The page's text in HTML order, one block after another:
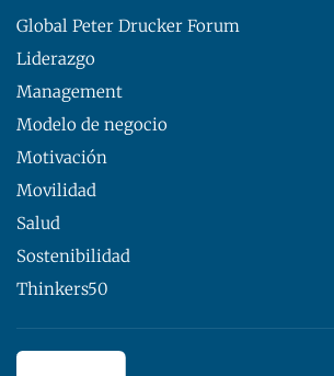
Global Peter Drucker Forum
Liderazgo
Management
Modelo de negocio
Motivación
Movilidad
Salud
Sostenibilidad
Thinkers50